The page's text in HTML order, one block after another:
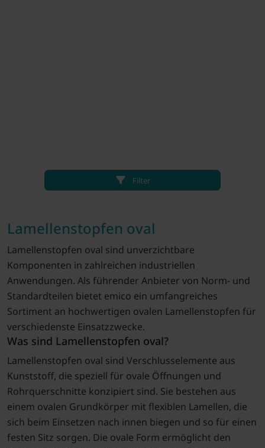
Filter
Lamellenstopfen oval
Lamellenstopfen oval sind unverzichtbare
Komponenten in zahlreichen industriellen
Anwendungen. Als führender Anbieter von Norm- und
Standardteilen bietet emico ein umfangreiches
Sortiment an hochwertigen ovalen Lamellenstopfen für
verschiedenste Einsatzzwecke.
Was sind Lamellenstopfen oval?
Lamellenstopfen oval sind Verschlusselemente aus
Kunststoff, die speziell für ovale Öffnungen und
Rohrquerschnitte konzipiert sind. Sie bestehen aus
einem ovalen Grundkörper mit flexiblen Lamellen, die
sich beim Einsetzen nach innen biegen und so für einen
festen Sitz sorgen. Die ovale Form ermöglicht den